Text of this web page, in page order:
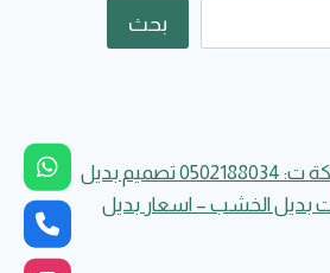
بحث
تركيب بديل الخشب مكة ت: 0502188034 تصميم بديل
الخشب – اسعار بديل